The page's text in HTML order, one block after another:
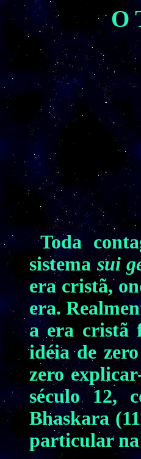
O
Toda
sistema sui
era cristã,
era.
a era cristã
idéia de
zero
século 12,
Bhaskara
particular na